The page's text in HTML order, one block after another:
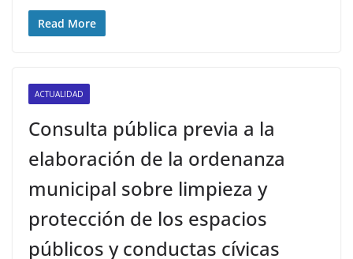
Read More
ACTUALIDAD
Consulta pública previa a la
elaboración de la ordenanza
municipal sobre limpieza y
protección de los espacios
públicos y conductas cívicas